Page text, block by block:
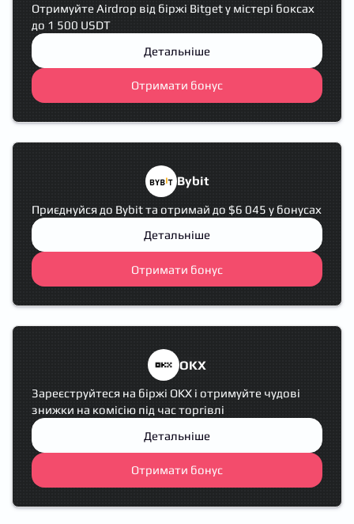
Отримуйте Airdrop від біржі Bitget у містері боксах
до 1 500 USDT
Детальніше
Отримати бонус
Bybit
Приєднуйся до Bybit та отримай до $6 045 у бонусах
Детальніше
Отримати бонус
OKX
Зареєструйтеся на біржі OKX і отримуйте чудові
знижки на комісію під час торгівлі
Детальніше
Отримати бонус